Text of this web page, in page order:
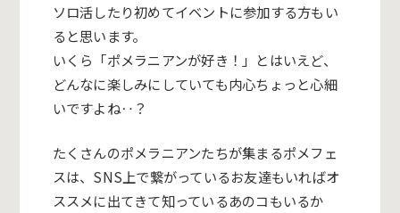
ソロ活したり初めてイベントに参加する方もい
ると思います。
いくら「ポメラニアンが好き！」とはいえど、
どんなに楽しみにしていても内心ちょっと心細
いですよね‥？
たくさんのポメラニアンたちが集まるポメフェ
スは、SNS上で繋がっているお友達もいればオ
ススメに出てきて知っているあのコもいるか